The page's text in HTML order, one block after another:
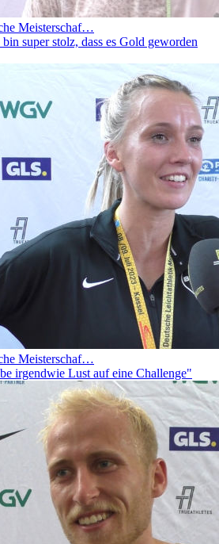
Meisterschaf…
super stolz, dass es Gold geworden
Meisterschaf…
irgendwie Lust auf eine Challenge"